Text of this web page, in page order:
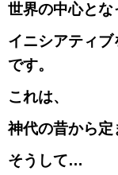
世界の中心とな
イニシアティ
です。
これは、
神代の昔から定
そうして…